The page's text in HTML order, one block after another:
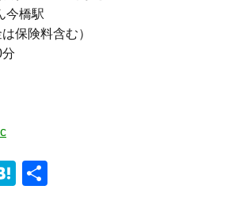
今橋駅
保険料含む）
H